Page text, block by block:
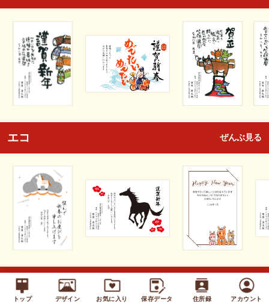
トップ デザイン お気に入り 保存データ 住所録 アカウント
エコ ぜんぶ見る
キッズ ぜんぶ見る